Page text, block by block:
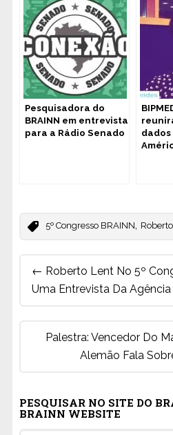
Pesquisadora do
BRAINN em entrevista
para a Rádio Senado
dados
5º Congresso BRAINN
Post
navigation
← Roberto Lent No 5º
Uma Entrevista Da Agência
Palestra: Vencedor Do
Alemão Fala
PESQUISAR NO SITE DO
BRAINN WEBSITE